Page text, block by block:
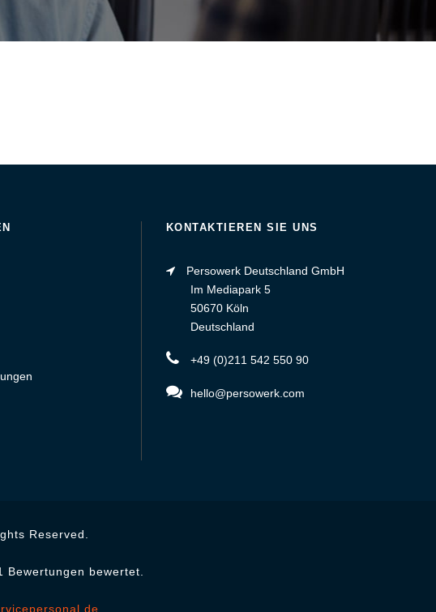
KONTAKTIEREN SIE UNS
Persowerk Deutschland GmbH
Im Mediapark 5
50670 Köln
Deutschland
+49 (0)211 542 550 90
hello@persowerk.com
Reserved.
bewertet.